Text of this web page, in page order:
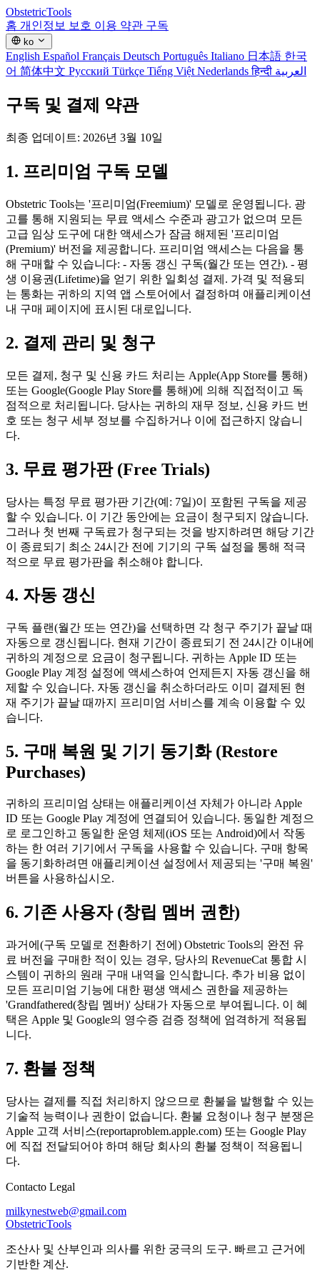
ObstetricTools
홈 개인정보 보호 이용 약관 구독
ko
English Español Français Deutsch Português Italiano 日本語 한국
어 简体中文 Русский Türkçe Tiếng Việt Nederlandsहिन्दी العربية
구독 및 결제 약관
최종 업데이트: 2026년 3월 10일
1. 프리미엄 구독 모델
Obstetric Tools는 '프리미엄(Freemium)' 모델로 운영됩니다. 광
고를 통해 지원되는 무료 액세스 수준과 광고가 없으며 모든
고급 임상 도구에 대한 액세스가 잠금 해제된 '프리미엄
(Premium)' 버전을 제공합니다. 프리미엄 액세스는 다음을 통
해 구매할 수 있습니다: - 자동 갱신 구독(월간 또는 연간). - 평
생 이용권(Lifetime)을 얻기 위한 일회성 결제. 가격 및 적용되
는 통화는 귀하의 지역 앱 스토어에서 결정하며 애플리케이션
내 구매 페이지에 표시된 대로입니다.
2. 결제 관리 및 청구
모든 결제, 청구 및 신용 카드 처리는 Apple(App Store를 통해)
또는 Google(Google Play Store를 통해)에 의해 직접적이고 독
점적으로 처리됩니다. 당사는 귀하의 재무 정보, 신용 카드 번
호 또는 청구 세부 정보를 수집하거나 이에 접근하지 않습니
다.
3. 무료 평가판 (Free Trials)
당사는 특정 무료 평가판 기간(예: 7일)이 포함된 구독을 제공
할 수 있습니다. 이 기간 동안에는 요금이 청구되지 않습니다.
그러나 첫 번째 구독료가 청구되는 것을 방지하려면 해당 기간
이 종료되기 최소 24시간 전에 기기의 구독 설정을 통해 적극
적으로 무료 평가판을 취소해야 합니다.
4. 자동 갱신
구독 플랜(월간 또는 연간)을 선택하면 각 청구 주기가 끝날 때
자동으로 갱신됩니다. 현재 기간이 종료되기 전 24시간 이내에
귀하의 계정으로 요금이 청구됩니다. 귀하는 Apple ID 또는
Google Play 계정 설정에 액세스하여 언제든지 자동 갱신을 해
제할 수 있습니다. 자동 갱신을 취소하더라도 이미 결제된 현
재 주기가 끝날 때까지 프리미엄 서비스를 계속 이용할 수 있
습니다.
5. 구매 복원 및 기기 동기화 (Restore
Purchases)
귀하의 프리미엄 상태는 애플리케이션 자체가 아니라 Apple
ID 또는 Google Play 계정에 연결되어 있습니다. 동일한 계정으
로 로그인하고 동일한 운영 체제(iOS 또는 Android)에서 작동
하는 한 여러 기기에서 구독을 사용할 수 있습니다. 구매 항목
을 동기화하려면 애플리케이션 설정에서 제공되는 '구매 복원'
버튼을 사용하십시오.
6. 기존 사용자 (창립 멤버 권한)
과거에(구독 모델로 전환하기 전에) Obstetric Tools의 완전 유
료 버전을 구매한 적이 있는 경우, 당사의 RevenueCat 통합 시
스템이 귀하의 원래 구매 내역을 인식합니다. 추가 비용 없이
모든 프리미엄 기능에 대한 평생 액세스 권한을 제공하는
'Grandfathered(창립 멤버)' 상태가 자동으로 부여됩니다. 이 혜
택은 Apple 및 Google의 영수증 검증 정책에 엄격하게 적용됩
니다.
7. 환불 정책
당사는 결제를 직접 처리하지 않으므로 환불을 발행할 수 있는
기술적 능력이나 권한이 없습니다. 환불 요청이나 청구 분쟁은
Apple 고객 서비스(reportaproblem.apple.com) 또는 Google Play
에 직접 전달되어야 하며 해당 회사의 환불 정책이 적용됩니
다.
Contacto Legal
milkynestweb@gmail.com
ObstetricTools
조산사 및 산부인과 의사를 위한 궁극의 도구. 빠르고 근거에
기반한 계산.